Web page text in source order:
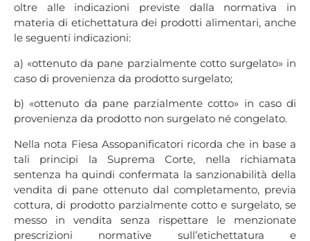
oltre alle indicazioni previste dalla normativa in
materia di etichettatura dei prodotti alimentari, anche
le seguenti indicazioni:
a) «ottenuto da pane parzialmente cotto surgelato» in
caso di provenienza da prodotto surgelato;
b) «ottenuto da pane parzialmente cotto» in caso di
provenienza da prodotto non surgelato né congelato.
Nella nota Fiesa Assopanificatori ricorda che in base a
tali principi la Suprema Corte, nella richiamata
sentenza ha quindi confermata la sanzionabilità della
vendita di pane ottenuto dal completamento, previa
cottura, di prodotto parzialmente cotto e surgelato, se
messo in vendita senza rispettare le menzionate
prescrizioni normative sull’etichettatura e